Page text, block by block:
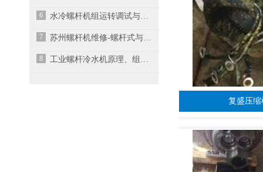
6 水冷螺杆机组运转调试与故障维修
7 苏州螺杆机维修-螺杆式与离心式冷水机组有什么
8 工业螺杆冷水机原理、组成与常见故障
复盛压